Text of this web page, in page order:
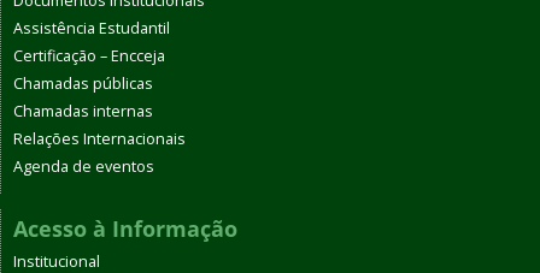
Assistência Estudantil
Certificação – Encceja
Chamadas públicas
Chamadas internas
Relações Internacionais
Agenda de eventos
Acesso à Informação
Institucional